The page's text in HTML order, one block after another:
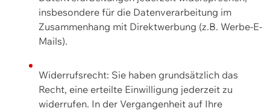
insbesondere für die Datenverarbeitung im
Zusammenhang mit Direktwerbung (z.B. Werbe-E-
Mails).
Widerrufsrecht: Sie haben grundsätzlich das
Recht, eine erteilte Einwilligung jederzeit zu
widerrufen. In der Vergangenheit auf Ihre